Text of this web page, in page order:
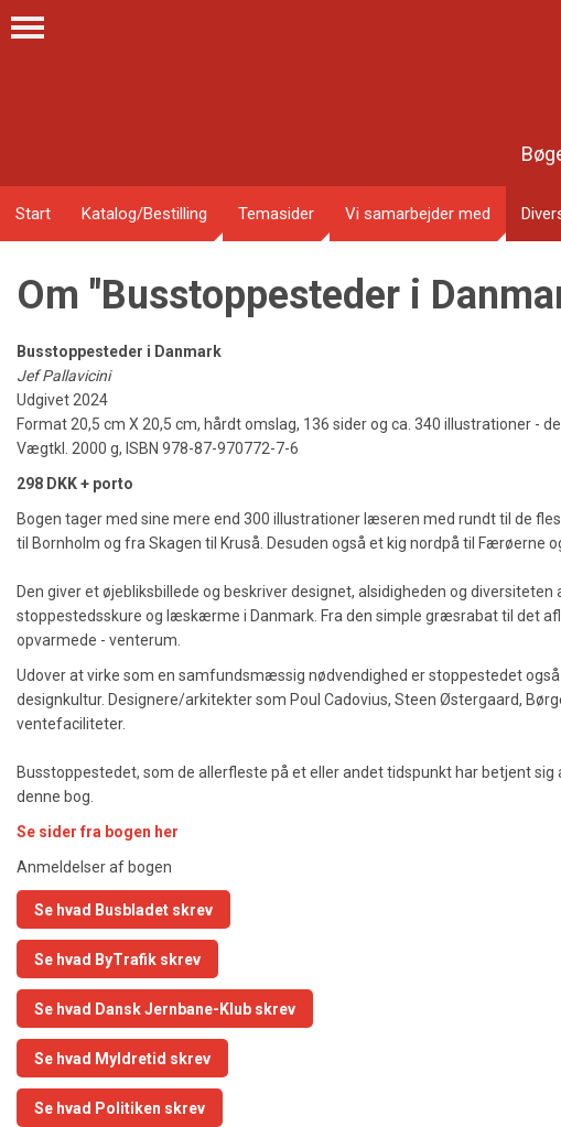
Start Katalog/Bestilling Temasider Vi samarbejder med
Om "Busstoppesteder i
Busstoppesteder i Danmark
Jef Pallavicini
Udgivet 2024
Format 20,5 cm X 20,5 cm, hårdt omslag, 136 sider og ca. 340 illustrationer -
Vægtkl. 2000 g, ISBN 978-87-970772-7-6
298 DKK + porto
Bogen tager med sine mere end 300 illustrationer læseren med rundt til de
til Bornholm og fra Skagen til Kruså. Desuden også et kig nordpå til Færøerne
Den giver et øjebliksbillede og beskriver designet, alsidigheden og
stoppestedsskure og læskærme i Danmark. Fra den simple græsrabat til det
opvarmede - venterum.
Udover at virke som en samfundsmæssig nødvendighed er stoppestedet
designkultur. Designere/arkitekter som Poul Cadovius, Steen Østergaard,
ventefaciliteter.
Busstoppestedet, som de allerfleste på et eller andet tidspunkt har betjent
denne bog.
Se sider fra bogen her
Anmeldelser af bogen
Se hvad Busbladet skrev
Se hvad ByTrafik skrev
Se hvad Dansk Jernbane-Klub skrev
Se hvad Myldretid skrev
Se hvad Politiken skrev